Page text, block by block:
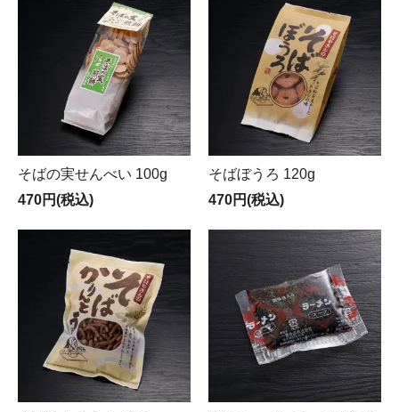
そばの実せんべい 100g
470円(税込)
そばぼうろ 120g
470円(税込)